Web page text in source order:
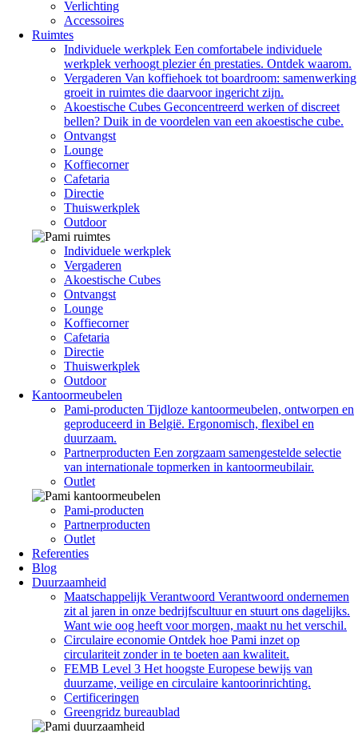
Verlichting
Accessoires
Ruimtes
Individuele werkplek Een comfortabele individuele
werkplek verhoogt plezier én prestaties. Ontdek waarom.
Vergaderen Van koffiehoek tot boardroom: samenwerking
groeit in ruimtes die daarvoor ingericht zijn.
Akoestische Cubes Geconcentreerd werken of discreet
bellen? Duik in de voordelen van een akoestische cube.
Ontvangst
Lounge
Koffiecorner
Cafetaria
Directie
Thuiswerkplek
Outdoor
Individuele werkplek
Vergaderen
Akoestische Cubes
Ontvangst
Lounge
Koffiecorner
Cafetaria
Directie
Thuiswerkplek
Outdoor
Kantoormeubelen
Pami-producten Tijdloze kantoormeubelen, ontworpen en
geproduceerd in België. Ergonomisch, flexibel en
duurzaam.
Partnerproducten Een zorgzaam samengestelde selectie
van internationale topmerken in kantoormeubilair.
Outlet
Pami-producten
Partnerproducten
Outlet
Referenties
Blog
Duurzaamheid
Maatschappelijk Verantwoord Verantwoord ondernemen
zit al jaren in onze bedrijfscultuur en stuurt ons dagelijks.
Want wie oog heeft voor morgen, maakt nu het verschil.
Circulaire economie Ontdek hoe Pami inzet op
circulariteit zonder in te boeten aan kwaliteit.
FEMB Level 3 Het hoogste Europese bewijs van
duurzame, veilige en circulaire kantoorinrichting.
Certificeringen
Greengridz bureaublad